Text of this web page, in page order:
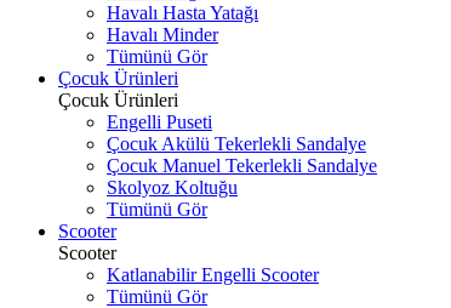
Havalı Hasta Yatağı
Havalı Minder
Tümünü Gör
Çocuk Ürünleri
Çocuk Ürünleri
Engelli Puseti
Çocuk Akülü Tekerlekli Sandalye
Çocuk Manuel Tekerlekli Sandalye
Skolyoz Koltuğu
Tümünü Gör
Scooter
Scooter
Katlanabilir Engelli Scooter
Tümünü Gör